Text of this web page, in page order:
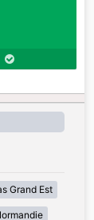
Grand Est